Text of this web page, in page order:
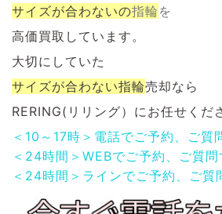
サイズが合わないの指輪 を
高価買取しています。
大切にしていた
サイズが合わない指輪売却なら
RERING(リリング）にお任せくだ
＜10～17時＞電話でご予約、ご質
＜24時間＞WEBでご予約、ご質問
＜24時間＞ラインでご予約、ご質